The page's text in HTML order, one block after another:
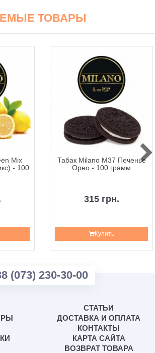
ТОВАРЫ
Mix
- 100
Табак Milano M37 Печенье
Орео - 100 грамм
315 грн.
Купить
(073) 230-30-00
СТАТЬИ
ДОСТАВКА И ОПЛАТА
КОНТАКТЫ
КАРТА САЙТА
ВОЗВРАТ ТОВАРА